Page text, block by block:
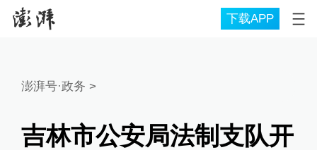
下载APP
澎湃号·政务 >
吉林市公安局法制支队开